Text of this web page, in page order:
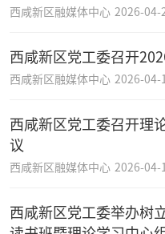
西咸新区融媒体中心 2026-04-
西咸新区党工委召开
西咸新区融媒体中心 2026-04-
西咸新区党工委召开理
议
西咸新区融媒体中心 2026-04-
西咸新区党工委举办树